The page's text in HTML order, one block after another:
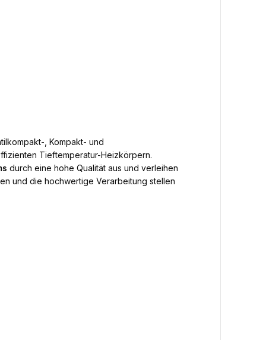
, Kompakt- und
Tieftemperatur-Heizkörpern.
durch eine hohe Qualität aus und verleihen
und die hochwertige Verarbeitung stellen